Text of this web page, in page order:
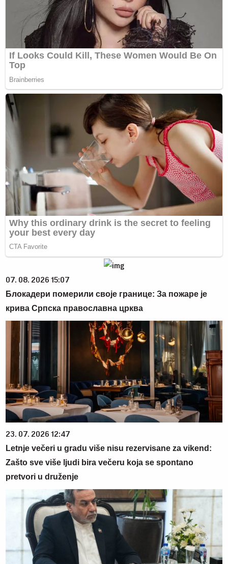
07. 08. 2026 15:07
Блокадери померили своје границе: За пожаре је
крива Српска православна црква
23. 07. 2026 12:47
Letnje večeri u gradu više nisu rezervisane za vikend:
Zašto sve više ljudi bira večeru koja se spontano
pretvori u druženje